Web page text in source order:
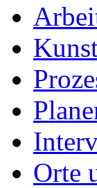
Orte